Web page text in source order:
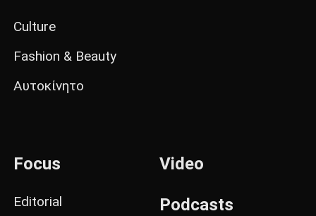
Culture
Fashion & Beauty
Αυτοκίνητο
Focus
Editorial
Video
Podcasts